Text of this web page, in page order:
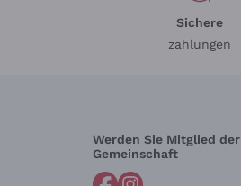
Sichere
zahlungen
Werden Sie Mitglied der
Gemeinschaft